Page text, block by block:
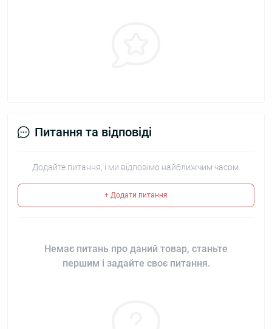
Питання та відповіді
Додайте питання, і ми відповімо найближчим часом.
+ Додати питання
Немає питань про даний товар, станьте
першим і задайте своє питання.